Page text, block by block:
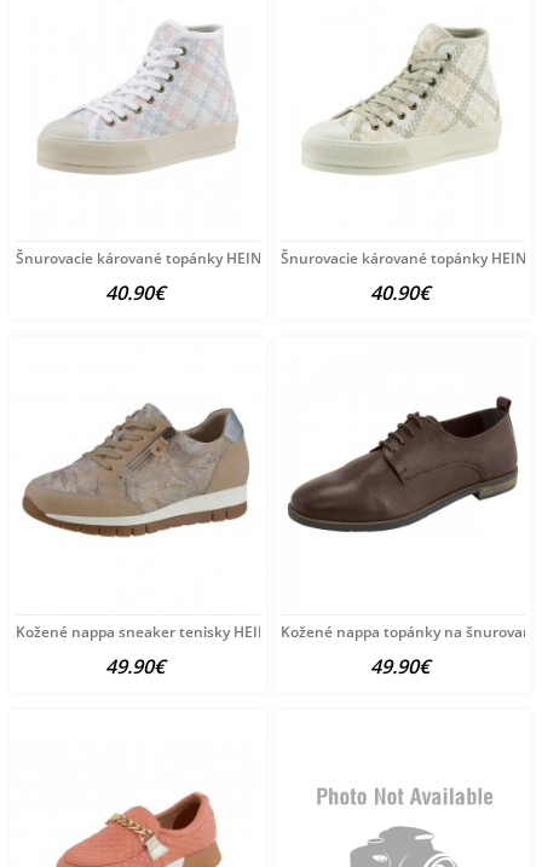
Šnurovacie kárované topánky HEINE, ružové-modré
40.90€
Šnurovacie kárované topánky HEINE,
40.90€
Kožené nappa sneaker tenisky HEINE, béžové
49.90€
Kožené nappa topánky na
49.90€